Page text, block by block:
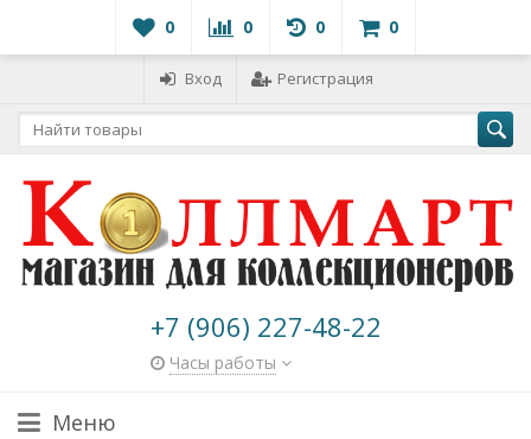
0 0 0 0
Вход Регистрация
+7 (906) 227-48-22
Часы работы
Меню